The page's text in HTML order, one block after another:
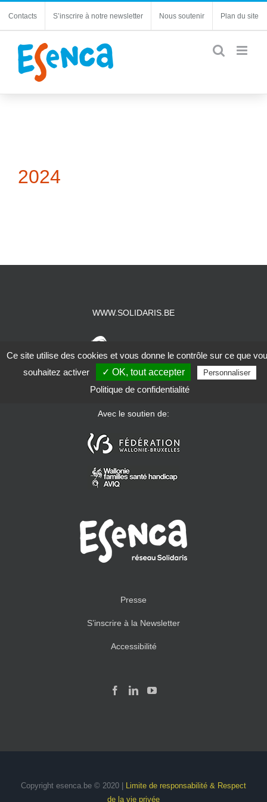
Contacts S’inscrire à notre newsletter Nous soutenir Plan du site
2024
WWW.SOLIDARIS.BE
Avec le soutien de:
Presse
S’inscrire à la Newsletter
Accessibilité
Copyright esenca.be © 2020 |
Limite de responsabilité & Respect
de la vie privée
Ce site utilise des cookies et vous donne le contrôle sur ce que
souhaitez activer
✓ OK, tout accepter Personnaliser
Politique de confidentialité